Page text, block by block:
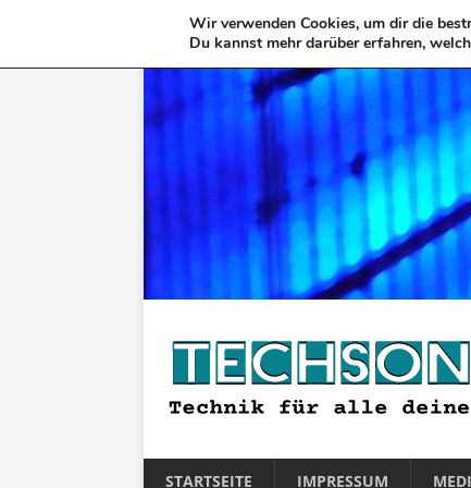
STARTSEITE IMPRESSUM
Wir verwenden Cookies, um dir die
Du kannst mehr darüber erfahren,